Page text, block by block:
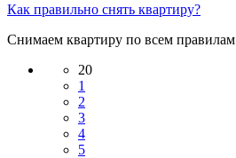
Как правильно снять квартиру?
Снимаем квартиру по всем правилам
20
1
2
3
4
5